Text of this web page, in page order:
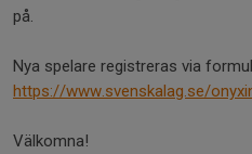
på.
Nya spelare registreras via
https://www.svenskalag.se/
Välkomna!